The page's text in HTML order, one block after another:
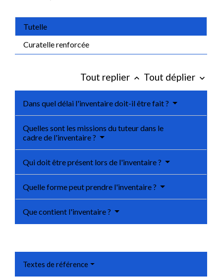
Tutelle
Curatelle renforcée
Tout replier keyboard_arrow_up Tout déplier keyboard_arrow_down
Dans quel délai l'inventaire doit-il être fait ?
Quelles sont les missions du tuteur dans le
cadre de l'inventaire ?
Qui doit être présent lors de l'inventaire ?
Quelle forme peut prendre l'inventaire ?
Que contient l'inventaire ?
Textes de référence